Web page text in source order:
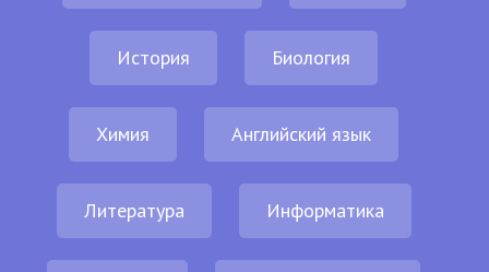
История Биология
Химия Английский язык
Литература Информатика